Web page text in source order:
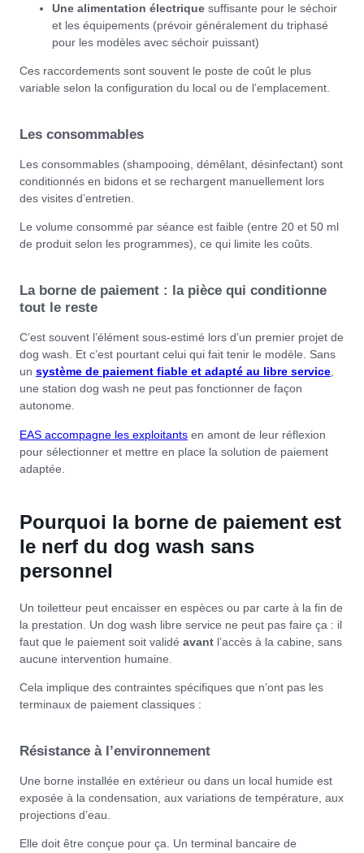
Une alimentation électrique suffisante pour le séchoir
et les équipements (prévoir généralement du triphasé
pour les modèles avec séchoir puissant)
Ces raccordements sont souvent le poste de coût le plus
variable selon la configuration du local ou de l’emplacement.
Les consommables
Les consommables (shampooing, démêlant, désinfectant) sont
conditionnés en bidons et se rechargent manuellement lors
des visites d’entretien.
Le volume consommé par séance est faible (entre 20 et 50 ml
de produit selon les programmes), ce qui limite les coûts.
La borne de paiement : la pièce qui conditionne
tout le reste
C’est souvent l’élément sous-estimé lors d’un premier projet de
dog wash. Et c’est pourtant celui qui fait tenir le modèle. Sans
un système de paiement fiable et adapté au libre service,
une station dog wash ne peut pas fonctionner de façon
autonome.
EAS accompagne les exploitants en amont de leur réflexion
pour sélectionner et mettre en place la solution de paiement
adaptée.
Pourquoi la borne de paiement est
le nerf du dog wash sans
personnel
Un toiletteur peut encaisser en espèces ou par carte à la fin de
la prestation. Un dog wash libre service ne peut pas faire ça : il
faut que le paiement soit validé avant l’accès à la cabine, sans
aucune intervention humaine.
Cela implique des contraintes spécifiques que n’ont pas les
terminaux de paiement classiques :
Résistance à l’environnement
Une borne installée en extérieur ou dans un local humide est
exposée à la condensation, aux variations de température, aux
projections d’eau.
Elle doit être conçue pour ça. Un terminal bancaire de